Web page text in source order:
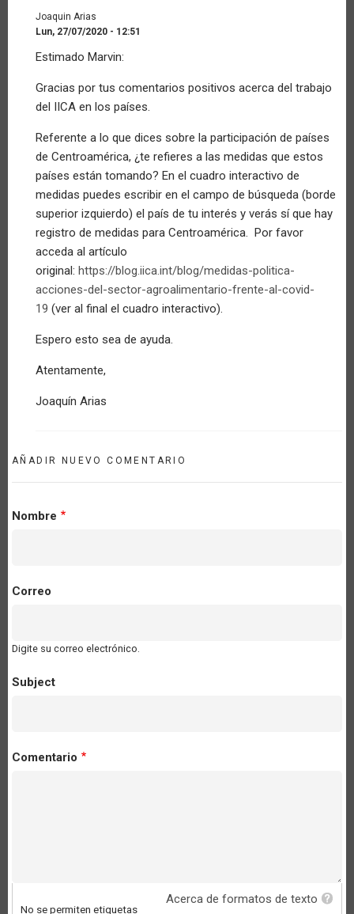
Joaquin Arias
Lun, 27/07/2020 - 12:51
respuesta
Saludos
y
por
Invitado
verificado)
Estimado Marvin:
Gracias por tus comentarios positivos acerca del trabajo
del IICA en los países.
Referente a lo que dices sobre la participación de países
de Centroamérica, ¿te refieres a las medidas que estos
países están tomando? En el cuadro interactivo de
medidas puedes escribir en el campo de búsqueda (borde
superior izquierdo) el país de tu interés y verás sí que hay
registro de medidas para Centroamérica. Por favor
acceda al artículo
original: https://blog.iica.int/blog/medidas-politica-
acciones-del-sector-agroalimentario-frente-al-covid-
19 (ver al final el cuadro interactivo).
Espero esto sea de ayuda.
Atentamente,
Joaquín Arias
AÑADIR NUEVO COMENTARIO
Nombre
Correo
Digite su correo electrónico.
Subject
Comentario
Acerca de formatos de texto
No se permiten etiquetas